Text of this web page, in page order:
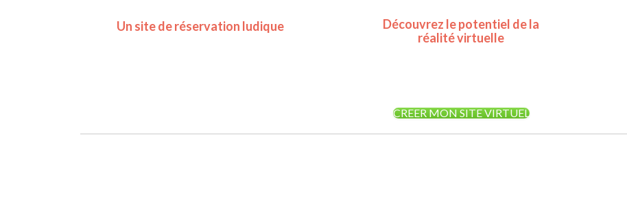
Un site de réservation ludique
Découvrez le potentiel de la
réalité virtuelle
CREER MON SITE VIRTUEL